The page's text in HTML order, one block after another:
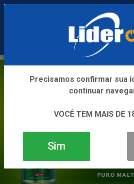
Precisamos confirmar sua
continuar
VOCÊ TEM MAIS DE
Sim